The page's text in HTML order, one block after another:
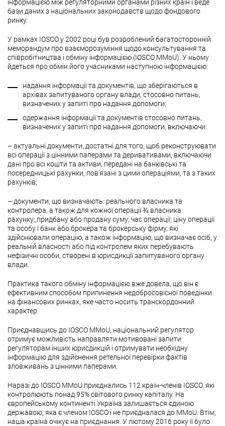
інформацією між регуляторними органами різних країн і веде
бази даних з національних законодавств щодо фондового
ринку.
У рамках IOSCO у 2002 році був розроблений багатосторонній
меморандум про взаєморозуміння щодо консультування та
співробітництва і обміну інформацією (IOSCO MMoU). У ньому
йдеться про обмін його учасниками наступною інформацією:
надання інформації та документів, що зберігаються в
архівах запитуваного органу влади, стосовно питань,
визначених у запиті про надання допомоги;
одержання інформації та документів стосовно питань,
визначених у запиті про надання допомоги, включаючи:
– актуальні документи, достатні для того, щоб реконструювати
всі операції з цінними паперами та деривативами, включаючи
дані про всі кошти та активи, передані на банківські та
посередницькі рахунки, пов’язані з цими операціями, та з таких
рахунків;
– документи, що визначають: реального власника та
контролера, а також для кожної операції ¾ власника
рахунку;,придбану або продану суму; час операції; ціну операції
та особу і банк або брокера та брокерську фірму, які
здійснювали операцію, а також інформацію, що визначає осіб, у
реальній власності або під контролем яких перебувають
нефізичні особи, створені в юрисдикції запитуваного органу
влади.
Практика такого обміну інформацією вже довела, що він є
ефективним способом припинення недобросовісної поведінки
на фінансових ринках, яке часто носить транскордонний
характер.
Приєднавшись до IOSCO MMoU, національний регулятор
отримує можливість направляти мотивовані запити
регуляторам інших юрисдикцій і отримувати необхідну
інформацію для здійснення ретельної перевірки фактів
зловживань з цінними паперами.
Наразі до IOSCO MMoU приєднались 112 країн-членів IOSCO, які
контролюють понад 95% світового ринку капіталу. На
європейському континенті Україна залишається єдиною
державою, яка є членом IOSCO і не приєдналася до MMoU. Втім,
наша країна очікує на приєднання. У лютому 2016 року її було